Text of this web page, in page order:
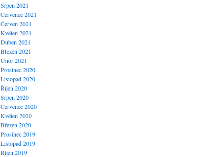
Srpen 2021
Červenec 2021
Červen 2021
Květen 2021
Duben 2021
Březen 2021
Únor 2021
Prosinec 2020
Listopad 2020
Říjen 2020
Srpen 2020
Červenec 2020
Květen 2020
Březen 2020
Prosinec 2019
Listopad 2019
Říjen 2019